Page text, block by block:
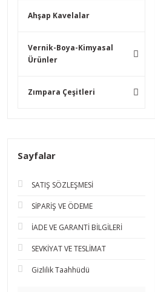
Ahşap Kavelalar
Vernik-Boya-Kimyasal
Ürünler
Zımpara Çeşitleri
Sayfalar
SATIŞ SÖZLEŞMESİ
SİPARİŞ VE ÖDEME
İADE VE GARANTİ BİLGİLERİ
SEVKİYAT VE TESLİMAT
Gizlilik Taahhüdü